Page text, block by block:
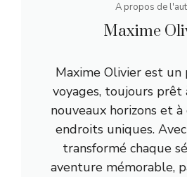
A propos de
Maxime
Maxime Olivier est un
voyages, toujours prêt
nouveaux horizons et
endroits uniques.
transformé chaque
aventure mémorable,